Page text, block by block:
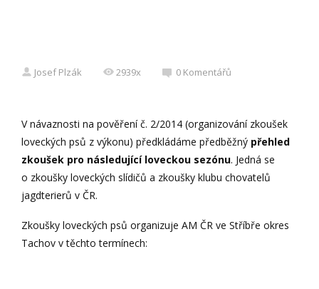
Josef Plzák 2939x 0 Komentářů
V návaznosti na pověření č. 2/2014 (organizování zkoušek
loveckých psů z výkonu) předkládáme předběžný přehled
zkoušek pro následující loveckou sezónu. Jedná se
o zkoušky loveckých slídičů a zkoušky klubu chovatelů
jagdterierů v ČR.
Zkoušky loveckých psů organizuje AM ČR ve Stříbře okres
Tachov v těchto termínech: